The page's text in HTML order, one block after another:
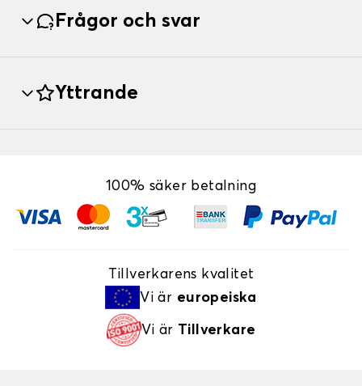
Frågor och svar
Yttrande
100% säker betalning
Tillverkarens kvalitet
Vi är europeiska
Vi är Tillverkare